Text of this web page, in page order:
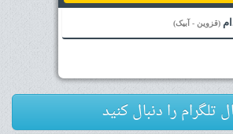
(قزوین - آبیک)
تلگرام را دنبال کنید